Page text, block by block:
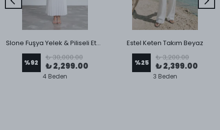
Slone Fuşya Yelek & Piliseli Etek Takım
%92
₺ 30,000.00
₺ 2,299.00
4 Beden
Estel Keten Takım Beyaz
%25
₺ 3,200.00
₺ 2,399.00
3 Beden